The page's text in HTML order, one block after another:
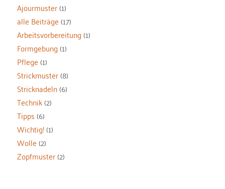
Ajourmuster(1)
alle Beiträge(17)
Arbeitsvorbereitung(1)
Formgebung(1)
Pflege(1)
Strickmuster(8)
Stricknadeln(6)
Technik(2)
Tipps(6)
Wichtig!(1)
Wolle(2)
Zopfmuster(2)